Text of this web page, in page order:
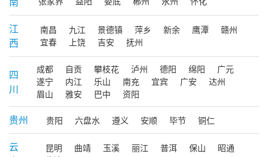
江
西
南昌 九江 景德镇 萍乡 新余 鹰潭
赣州
宜春
上饶 吉安 抚州
四
川
成都 自贡 攀枝花 泸州 德阳 绵阳
广元
遂宁
内江 乐山 南充 宜宾 广安
达州
眉山
雅安 巴中 资阳
贵州 贵阳 六盘水 遵义 安顺 毕节 铜仁
云
昆明 曲靖 玉溪 丽江 普洱 保山
昭通